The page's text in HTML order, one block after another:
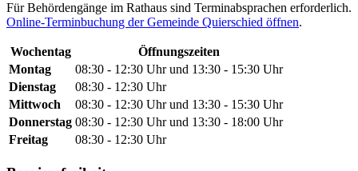
Für Behördengänge im Rathaus sind Terminabsprachen erforderlich.
Online-Terminbuchung der Gemeinde Quierschied öffnen.
Wochentag
Öffnungszeiten
Montag
08:30 - 12:30 Uhr und 13:30 - 15:30 Uhr
Dienstag
08:30 - 12:30 Uhr
Mittwoch
08:30 - 12:30 Uhr und 13:30 - 15:30 Uhr
Donnerstag 08:30 - 12:30 Uhr und 13:30 - 18:00 Uhr
Freitag
08:30 - 12:30 Uhr